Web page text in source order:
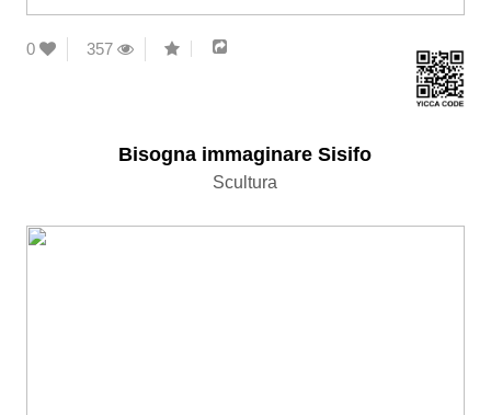
0 357
Bisogna immaginare Sisifo
Scultura